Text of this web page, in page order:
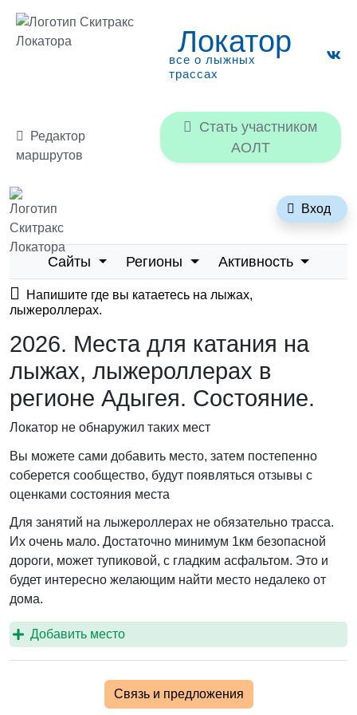
Локатор
все о лыжных
трассах
Редактор
маршрутов
АОЛТ
Вход
Сайты Регионы Активность
Напишите где вы катаетесь на лыжах,
лыжероллерах.
2026. Места для катания на
лыжах, лыжероллерах в
регионе Адыгея. Состояние.
Локатор не обнаружил таких мест
Вы можете сами добавить место, затем постепенно
соберется сообщество, будут появляться отзывы с
оценками состояния места
Для занятий на лыжероллерах не обязательно трасса.
Их очень мало. Достаточно минимум 1км безопасной
дороги, может тупиковой, с гладким асфальтом. Это и
будет интересно желающим найти место недалеко от
дома.
Добавить место
Связь и предложения